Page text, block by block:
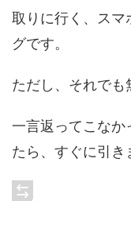
取りに行く、スマ
グです。
ただし、それでも
一言返ってこなか
たら、すぐに引き